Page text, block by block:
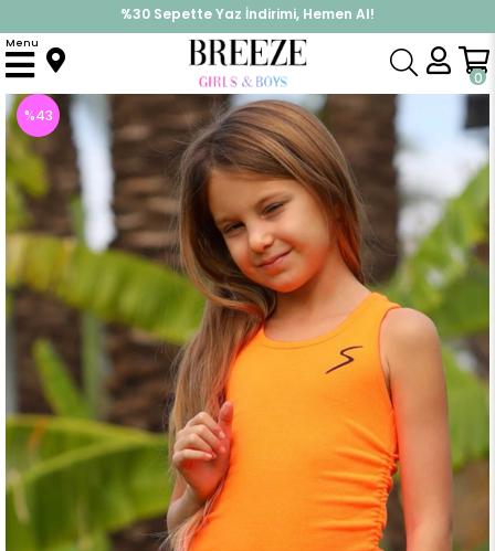
%30 Sepette Yaz İndirimi, Hemen Al!
İndirimlere ek %10 İndirimi Kap, Hemen Üye Ol!
0
Menu
Anasayfa Üst Giyim Tişört
%43
İndirim